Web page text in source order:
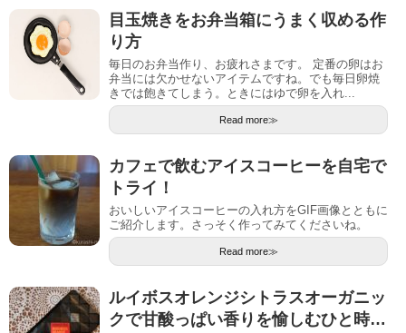
目玉焼きをお弁当箱にうまく収める作
り方
毎日のお弁当作り、お疲れさまです。 定番の卵はお
弁当には欠かせないアイテムですね。でも毎日卵焼
きでは飽きてしまう。ときにはゆで卵を入れ...
Read more≫
カフェで飲むアイスコーヒーを自宅で
トライ！
おいしいアイスコーヒーの入れ方をGIF画像とともに
ご紹介します。さっそく作ってみてくださいね。
Read more≫
ルイボスオレンジシトラスオーガニッ
クで甘酸っぱい香りを愉しむひと時…